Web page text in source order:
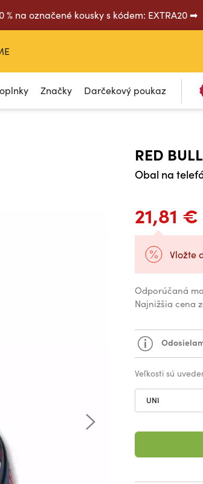
na označené kousky s kódem: EXTRA20 ➡
Značky Darčekový poukaz
RED BULL
Obal na
21,81 €
Vložte
Odporúčaná
Najnižšia cena
Veľkosti sú
UNI